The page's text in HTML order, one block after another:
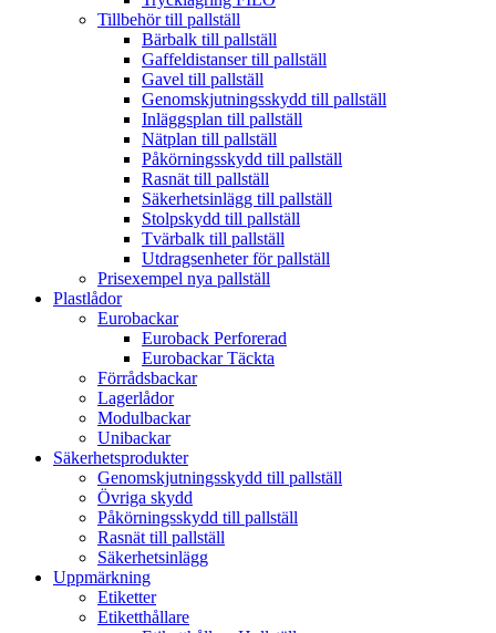
Tillbehör till pallställ
Bärbalk till pallställ
Gaffeldistanser till pallställ
Gavel till pallställ
Genomskjutningsskydd till pallställ
Inläggsplan till pallställ
Nätplan till pallställ
Påkörningsskydd till pallställ
Rasnät till pallställ
Säkerhetsinlägg till pallställ
Stolpskydd till pallställ
Tvärbalk till pallställ
Utdragsenheter för pallställ
Prisexempel nya pallställ
Plastlådor
Eurobackar
Euroback Perforerad
Eurobackar Täckta
Förrådsbackar
Lagerlådor
Modulbackar
Unibackar
Säkerhetsprodukter
Genomskjutningsskydd till pallställ
Övriga skydd
Påkörningsskydd till pallställ
Rasnät till pallställ
Säkerhetsinlägg
Uppmärkning
Etiketter
Etiketthållare